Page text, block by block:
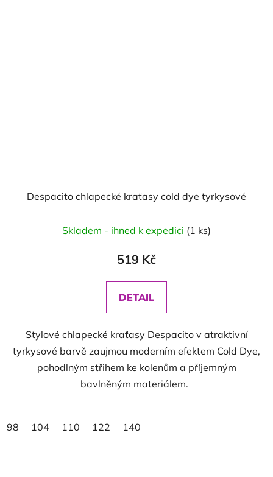
Despacito chlapecké kraťasy cold dye tyrkysové
Skladem - ihned k expedici (1 ks)
519 Kč
DETAIL
Stylové chlapecké kraťasy Despacito v atraktivní
tyrkysové barvě zaujmou moderním efektem Cold Dye,
pohodlným střihem ke kolenům a příjemným
bavlněným materiálem.
98 104 110 122 140